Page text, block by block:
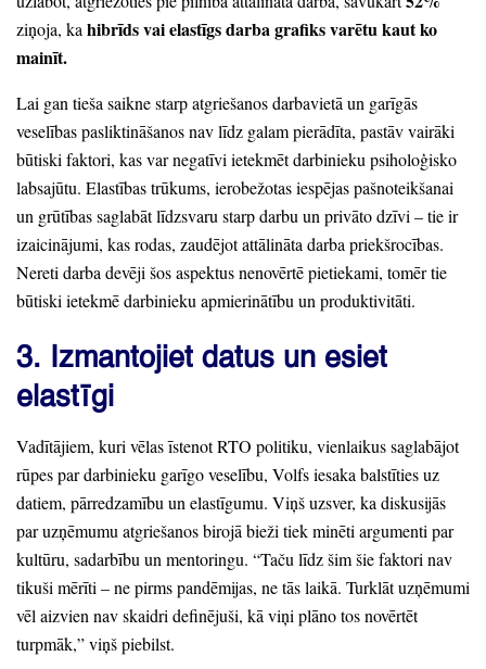
ziņoja, ka hibrīds vai elastīgs darba grafiks varētu kaut ko
mainīt.
Lai gan tieša saikne starp atgriešanos darbavietā un garīgās
veselības pasliktināšanos nav līdz galam pierādīta, pastāv vairāki
būtiski faktori, kas var negatīvi ietekmēt darbinieku psiholoģisko
labsajūtu. Elastības trūkums, ierobežotas iespējas pašnoteikšanai
un grūtības saglabāt līdzsvaru starp darbu un privāto dzīvi – tie ir
izaicinājumi, kas rodas, zaudējot attālināta darba priekšrocības.
Nereti darba devēji šos aspektus nenovērtē pietiekami, tomēr tie
būtiski ietekmē darbinieku apmierinātību un produktivitāti.
3. Izmantojiet datus un esiet
elastīgi
Vadītājiem, kuri vēlas īstenot RTO politiku, vienlaikus saglabājot
rūpes par darbinieku garīgo veselību, Volfs iesaka balstīties uz
datiem, pārredzamību un elastīgumu. Viņš uzsver, ka diskusijās
par uzņēmumu atgriešanos birojā bieži tiek minēti argumenti par
kultūru, sadarbību un mentoringu. “Taču līdz šim šie faktori nav
tikuši mērīti – ne pirms pandēmijas, ne tās laikā. Turklāt uzņēmumi
vēl aizvien nav skaidri definējuši, kā viņi plāno tos novērtēt
turpmāk,”viņš piebilst.